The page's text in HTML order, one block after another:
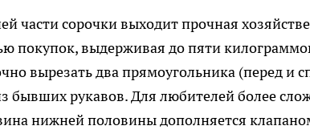
части сорочки выходит прочная
покупок, выдерживая до пяти
вырезать два прямоугольника (перед и
бывших рукавов. Для любителей более
нижней половины дополняется